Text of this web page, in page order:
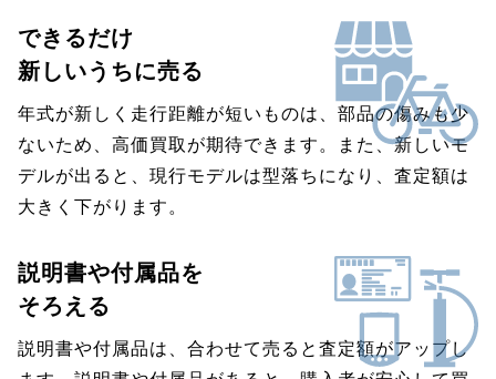
できるだけ
新しいうちに売る
年式が新しく走行距離が短いものは、部品の傷みも少
ないため、高価買取が期待できます。また、新しいモ
デルが出ると、現行モデルは型落ちになり、査定額は
大きく下がります。
説明書や付属品を
そろえる
説明書や付属品は、合わせて売ると査定額がアップし